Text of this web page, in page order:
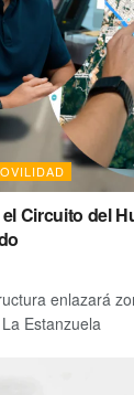
Circuito del
enlazará
Estanzuela